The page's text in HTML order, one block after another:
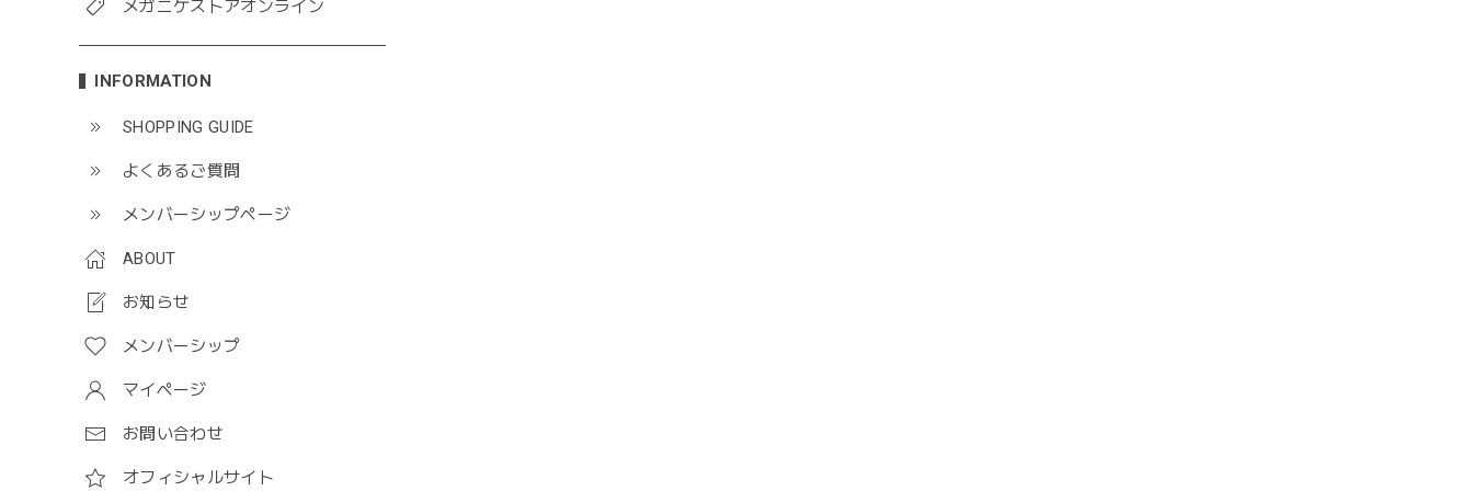
メガニケストアオンライン
INFORMATION
SHOPPING GUIDE
よくあるご質問
メンバーシップページ
ABOUT
お知らせ
メンバーシップ
マイページ
お問い合わせ
オフィシャルサイト